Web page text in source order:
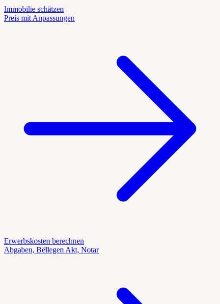
Immobilie schätzen
Preis mit Anpassungen
Erwerbskosten berechnen
Abgaben, Bëllegen Akt, Notar